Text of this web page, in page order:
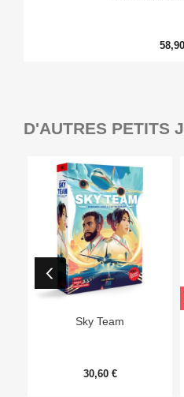
D'AUTRES PETITS
Sky Team
30,60 €